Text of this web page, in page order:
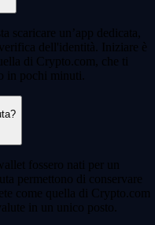
scaricare un’app dedicata,
dell'identità. Iniziare è
di Crypto.com, che ti
in pochi minuti.
fossero nati per un
permettono di conservare
come quella di Crypto.com
in un unico posto.